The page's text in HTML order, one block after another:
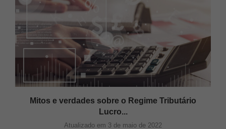
Mitos e verdades sobre o Regime Tributário
Lucro...
Atualizado em 3 de maio de 2022